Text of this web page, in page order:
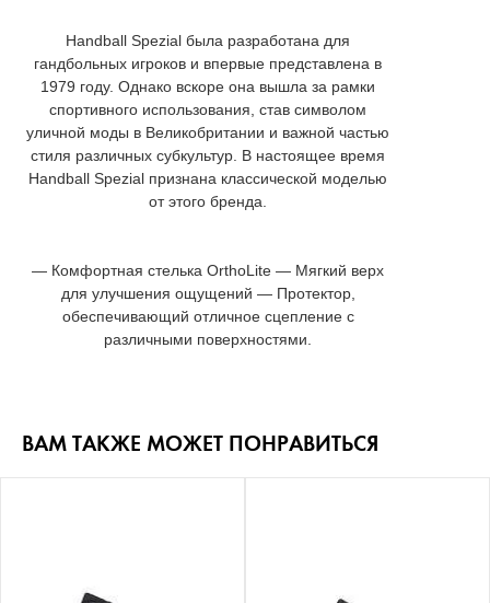
Handball Spezial была разработана для
гандбольных игроков и впервые представлена в
1979 году. Однако вскоре она вышла за рамки
спортивного использования, став символом
уличной моды в Великобритании и важной частью
стиля различных субкультур. В настоящее время
Handball Spezial признана классической моделью
от этого бренда.
— Комфортная стелька OrthoLite — Мягкий верх
для улучшения ощущений — Протектор,
обеспечивающий отличное сцепление с
различными поверхностями.
ВАМ ТАКЖЕ МОЖЕТ ПОНРАВИТЬСЯ